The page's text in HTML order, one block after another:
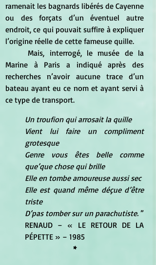
ramenait les bagnards libérés de Cayenne
ou des forçats d’un éventuel autre
endroit, ce qui pouvait suffire à expliquer
l’origine réelle de cette fameuse quille.
Marine à Paris a indiqué après des
recherches n’avoir aucune trace d’un
bateau ayant eu ce nom et ayant servi à
ce type de transport.
Un troufion qui arrosait la quille
Vient lui faire un compliment
grotesque
Genre vous êtes belle comme
que’que chose qui brille
Elle en tombe amoureuse aussi sec
Elle est quand même déçue d’être
triste
D’pas tomber sur un parachutiste. ”
RENAUD – « LE RETOUR DE LA
PÉPETTE » – 1985
*